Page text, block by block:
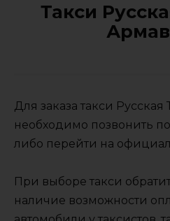
Такси
Для заказа такси
необходимо позвонить
либо перейти на
При выборе такси
наличие возможности